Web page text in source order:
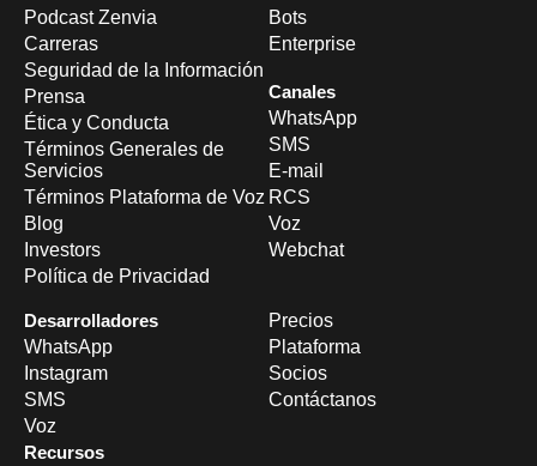
Podcast Zenvia
Carreras
Seguridad de la Información
Prensa
Ética y Conducta
Términos Generales de
Servicios
Términos Plataforma de Voz
Blog
Investors
Política de Privacidad
Bots
Enterprise
Canales
WhatsApp
SMS
E-mail
RCS
Voz
Webchat
Desarrolladores
WhatsApp
Instagram
SMS
Voz
Recursos
Precios
Plataforma
Socios
Contáctanos